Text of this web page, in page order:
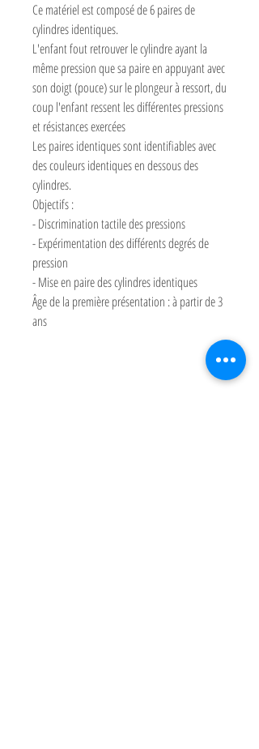
Ce matériel est composé de 6 paires de
cylindres identiques.
L'enfant fout retrouver le cylindre ayant la
même pression que sa paire en appuyant avec
son doigt (pouce) sur le plongeur à ressort, du
coup l'enfant ressent les différentes pressions
et résistances exercées
Les paires identiques sont identifiables avec
des couleurs identiques en dessous des
cylindres.
Objectifs :
- Discrimination tactile des pressions
- Expérimentation des différents degrés de
pression
- Mise en paire des cylindres identiques
Âge de la première présentation : à partir de 3
ans